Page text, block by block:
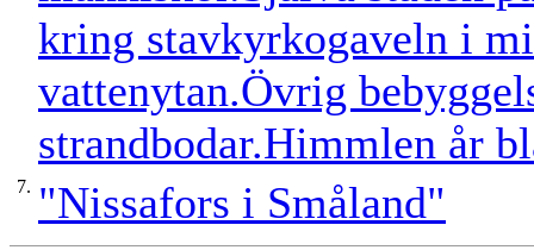
kring stavkyrkogaveln i
vattenytan.Övrig
strandbodar.Himmlen år
7. "Nissafors i Småland"